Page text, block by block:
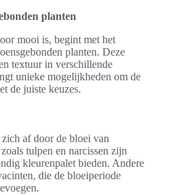
planten
mooi is, begint met het
planten. Deze
textuur in verschillende
unieke mogelijkheden om de
de juiste keuzes.
af door de bloei van
tulpen en narcissen zijn
kleurenpalet bieden. Andere
die de bloeiperiode